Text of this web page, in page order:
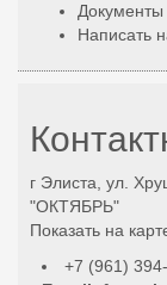
Документы
Написать
г Элиста, ул.
"ОКТЯБРЬ"
Показать на
+7 (961)